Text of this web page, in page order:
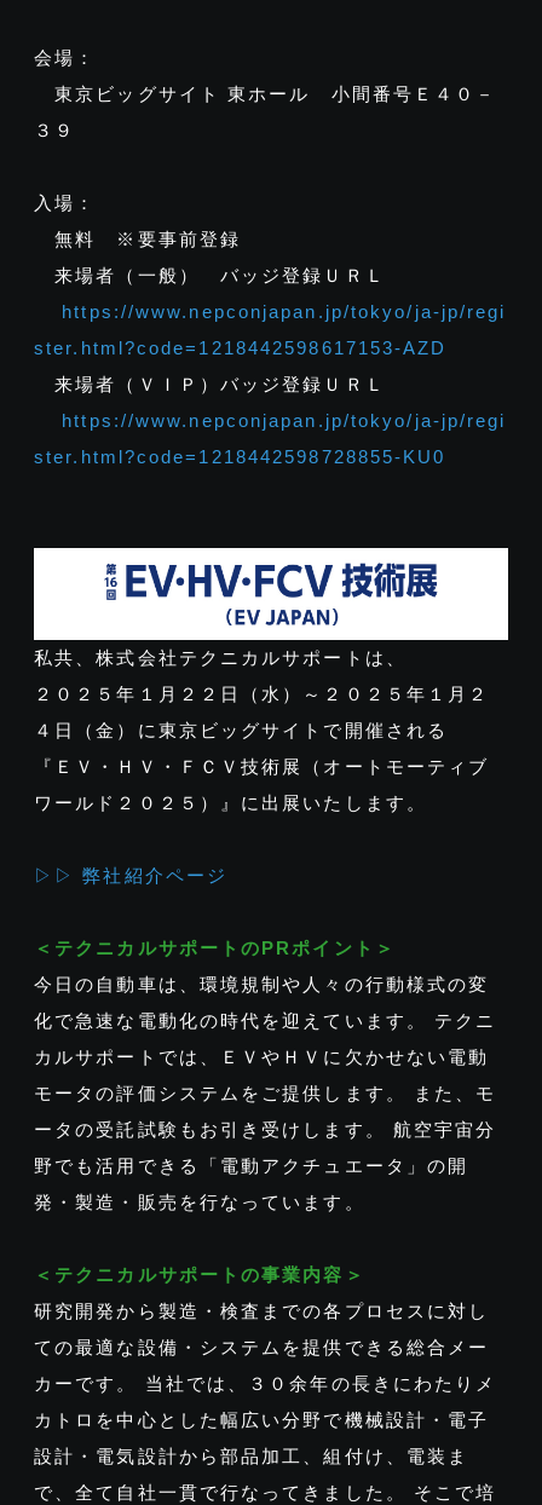
会場：
東京ビッグサイト 東ホール 小間番号Ｅ４０－
３９
入場：
無料 ※要事前登録
来場者（一般） バッジ登録ＵＲＬ
https://www.nepconjapan.jp/tokyo/ja-jp/regi
ster.html?code=1218442598617153-AZD
来場者（ＶＩＰ）バッジ登録ＵＲＬ
https://www.nepconjapan.jp/tokyo/ja-jp/regi
ster.html?code=1218442598728855-KU0
私共、株式会社テクニカルサポートは、
２０２５年１月２２日（水）～２０２５年１月２
４日（金）に東京ビッグサイトで開催される
『ＥＶ・ＨＶ・ＦＣＶ技術展（オートモーティブ
ワールド２０２５）』に出展いたします。
▷▷ 弊社紹介ページ
＜テクニカルサポートのPRポイント＞
今日の自動車は、環境規制や人々の行動様式の変
化で急速な電動化の時代を迎えています。 テクニ
カルサポートでは、ＥＶやＨＶに欠かせない電動
モータの評価システムをご提供します。 また、モ
ータの受託試験もお引き受けします。 航空宇宙分
野でも活用できる「電動アクチュエータ」の開
発・製造・販売を行なっています。
＜テクニカルサポートの事業内容＞
研究開発から製造・検査までの各プロセスに対し
ての最適な設備・システムを提供できる総合メー
カーです。 当社では、３０余年の長きにわたりメ
カトロを中心とした幅広い分野で機械設計・電子
設計・電気設計から部品加工、組付け、電装ま
で、全て自社一貫で行なってきました。 そこで培